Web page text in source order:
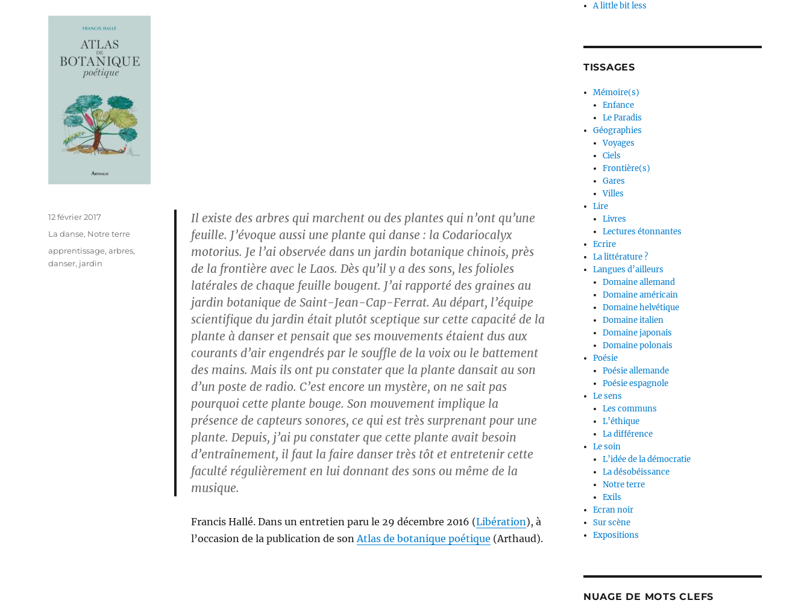
Il existe des arbres qui marchent ou des plantes qui n’ont qu’une
feuille. J’évoque aussi une plante qui danse : la Codariocalyx
motorius. Je l’ai observée dans un jardin botanique chinois, près
de la frontière avec le Laos. Dès qu’il y a des sons, les folioles
latérales de chaque feuille bougent. J’ai rapporté des graines au
jardin botanique de Saint-Jean-Cap-Ferrat. Au départ, l’équipe
scientifique du jardin était plutôt sceptique sur cette capacité de la
plante à danser et pensait que ses mouvements étaient dus aux
courants d’air engendrés par le souffle de la voix ou le battement
des mains. Mais ils ont pu constater que la plante dansait au son
d’un poste de radio. C’est encore un mystère, on ne sait pas
pourquoi cette plante bouge. Son mouvement implique la
présence de capteurs sonores, ce qui est très surprenant pour une
plante. Depuis, j’ai pu constater que cette plante avait besoin
d’entraînement, il faut la faire danser très tôt et entretenir cette
faculté régulièrement en lui donnant des sons ou même de la
musique.
Francis Hallé. Dans un entretien paru le 29 décembre 2016 (Libération), à
l’occasion de la publication de sonAtlas de botanique poétique (Arthaud).
Publié
12 février 2017
Catégories
La danse, Notre terre
Étiquettes
apprentissage,arbres,
danser, jardin
A little bit less
TISSAGES
Mémoire(s)
Enfance
Le Paradis
Géographies
Voyages
Ciels
Frontière(s)
Gares
Villes
Lire
Livres
Lectures étonnantes
Ecrire
La littérature ?
Langues d’ailleurs
Domaine allemand
Domaine américain
Domaine helvétique
Domaine italien
Domaine japonais
Domaine polonais
Poésie
Poésie allemande
Poésie espagnole
Le sens
Les communs
L’éthique
La différence
Le soin
L’idée de la démocratie
La désobéissance
Notre terre
Exils
Ecran noir
Sur scène
Expositions
NUAGE DE MOTS CLEFS